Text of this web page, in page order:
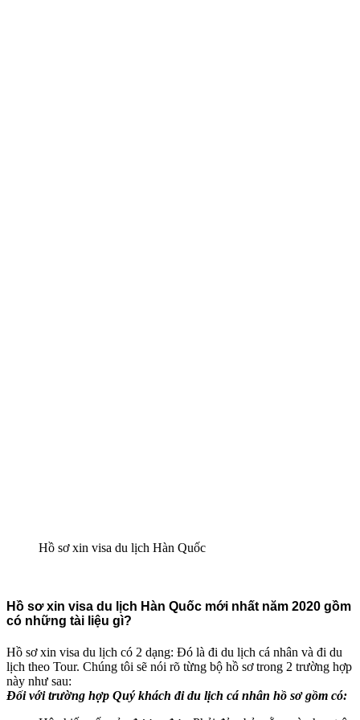
Hồ sơ xin visa du lịch Hàn Quốc
Hồ sơ xin visa du lịch Hàn Quốc mới nhất năm 2020 gồm
có những tài liệu gì?
Hồ sơ xin visa du lịch có 2 dạng: Đó là đi du lịch cá nhân và đi du
lịch theo Tour. Chúng tôi sẽ nói rõ từng bộ hồ sơ trong 2 trường hợp
này như sau:
Đối với trường hợp Quý khách đi du lịch cá nhân hồ sơ gồm có: